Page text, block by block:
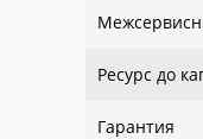
Ресурс до
Гарантия